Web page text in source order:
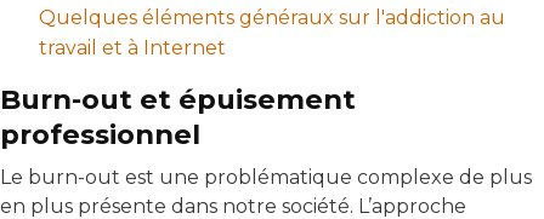
Quelques éléments généraux sur l'addiction au
travail et à Internet
Burn-out et épuisement
professionnel
Le burn-out est une problématique complexe de plus
en plus présente dans notre société. L’approche